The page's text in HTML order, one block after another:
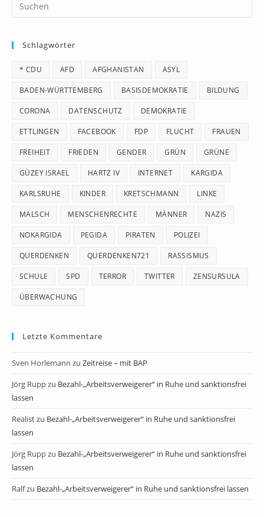
Schlagwörter
* CDU AFD AFGHANISTAN ASYL
BADEN-WÜRTTEMBERG BASISDEMOKRATIE BILDUNG
CORONA DATENSCHUTZ DEMOKRATIE
ETTLINGEN FACEBOOK FDP FLUCHT FRAUEN
FREIHEIT FRIEDEN GENDER GRÜN GRÜNE
GÜZEY ISRAEL HARTZ IV INTERNET KARGIDA
KARLSRUHE KINDER KRETSCHMANN LINKE
MALSCH MENSCHENRECHTE MÄNNER NAZIS
NOKARGIDA PEGIDA PIRATEN POLIZEI
QUERDENKEN QUERDENKEN721 RASSISMUS
SCHULE SPD TERROR TWITTER ZENSURSULA
ÜBERWACHUNG
Letzte Kommentare
Sven Horlemann zu Zeitreise – mit BAP
Jörg Ruppzu Bezahl-„Arbeitsverweigerer“ in Ruhe und sanktionsfrei
lassen
Realistzu Bezahl-„Arbeitsverweigerer“ in Ruhe und sanktionsfrei
lassen
Jörg Ruppzu Bezahl-„Arbeitsverweigerer“ in Ruhe und sanktionsfrei
lassen
Ralfzu Bezahl-„Arbeitsverweigerer“ in Ruhe und sanktionsfrei lassen